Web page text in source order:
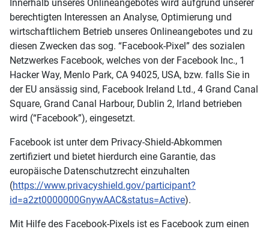
Innerhalb unseres Onlineangebotes wird aufgrund unserer
berechtigten Interessen an Analyse, Optimierung und
wirtschaftlichem Betrieb unseres Onlineangebotes und zu
diesen Zwecken das sog. “Facebook-Pixel” des sozialen
Netzwerkes Facebook, welches von der Facebook Inc., 1
Hacker Way, Menlo Park, CA 94025, USA, bzw. falls Sie in
der EU ansässig sind, Facebook Ireland Ltd., 4 Grand Canal
Square, Grand Canal Harbour, Dublin 2, Irland betrieben
wird (“Facebook”), eingesetzt.
Facebook ist unter dem Privacy-Shield-Abkommen
zertifiziert und bietet hierdurch eine Garantie, das
europäische Datenschutzrecht einzuhalten
(https://www.privacyshield.gov/participant?
id=a2zt0000000GnywAAC&status=Active).
Mit Hilfe des Facebook-Pixels ist es Facebook zum einen